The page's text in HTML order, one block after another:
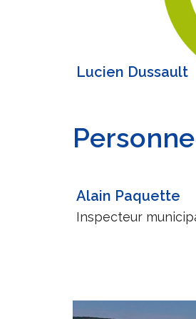
Lucien Dussault
Alain Paquette
Inspecteur